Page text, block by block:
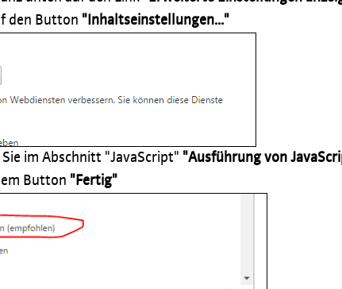
den Button "Inhaltseinstellungen..."
im Abschnitt "JavaScript" "Ausführung von
Button "Fertig"